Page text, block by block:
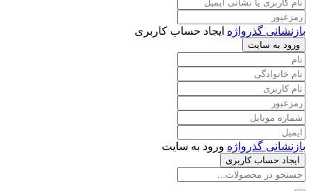
بازنشانی گذرواژه ایجاد حساب کاربری
ورود به سایت
بازنشانی گذرواژه ورود به سایت
ایجاد حساب کاربری